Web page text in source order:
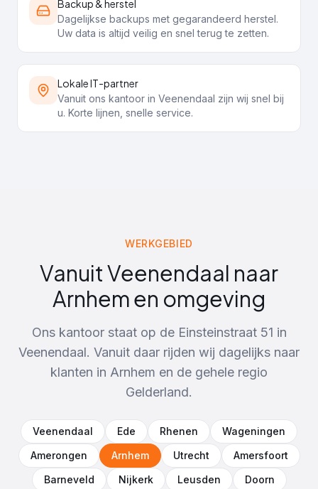
Backup & herstel
Dagelijkse backups met gegarandeerd herstel.
Uw data is altijd veilig en snel terug te zetten.
Lokale IT-partner
Vanuit ons kantoor in Veenendaal zijn wij snel bij
u. Korte lijnen, snelle service.
WERKGEBIED
Vanuit Veenendaal naar
Arnhemen omgeving
Ons kantoor staat op de Einsteinstraat 51 in
Veenendaal. Vanuit daar rijden wij dagelijks naar
klanten in Arnhem en de gehele regio
Gelderland.
Veenendaal Ede Rhenen
Wageningen
Amerongen
Arnhem Utrecht
Amersfoort
Barneveld
Nijkerk Leusden
Doorn